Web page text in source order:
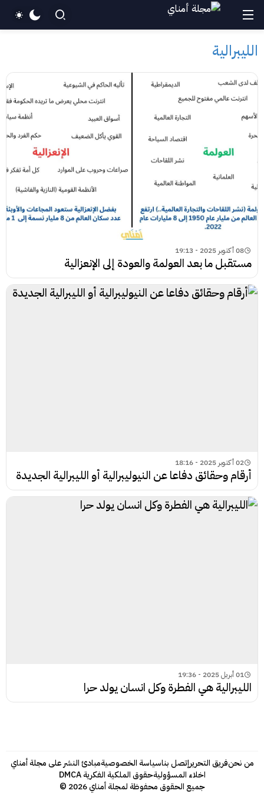
الليبرالية
08 أكتوبر 2025 - 19:13
مستقبل ما بعد العولمة والعودة إلى الإنعزالية
02 أكتوبر 2025 - 18:16
أرقام وحقائق دفاعا عن النيوليبرالية أو الليبرالية الجديدة
01 أبريل 2025 - 19:36
الليبرالية هي الفطرة وكل انسان يولد حرا
من نحنفريق التحريرإتصل بناسياسة الخصوصيةمبادئ النشر على مجلة أمناي
اخلاء المسؤوليةحقوق الملكية الفكرية DMCA
جميع الحقوق محفوظة لمجلة أمناي 2026 ©